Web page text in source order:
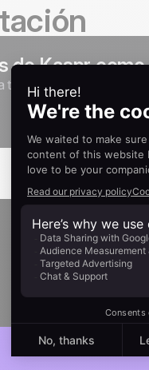
Kaspr como
canal de ventas